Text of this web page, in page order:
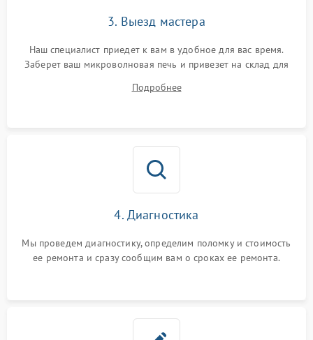
3. Выезд мастера
Наш специалист приедет к вам в удобное для вас время.
Заберет ваш микроволновая печь и привезет на склад для
Подробнее
4. Диагностика
Мы проведем диагностику, определим поломку и стоимость
ее ремонта и сразу сообщим вам о сроках ее ремонта.